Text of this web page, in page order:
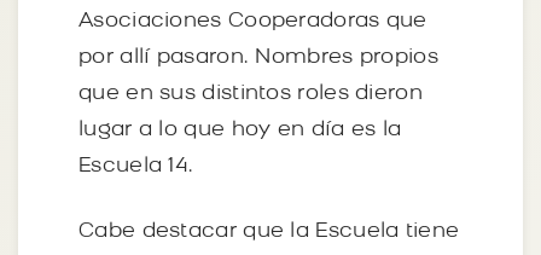
Asociaciones Cooperadoras que
por allí pasaron. Nombres propios
que en sus distintos roles dieron
lugar a lo que hoy en día es la
Escuela 14.
Cabe destacar que la Escuela tiene